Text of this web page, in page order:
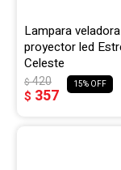
Lampara
proyector led
Celeste
$ 357
$420 15